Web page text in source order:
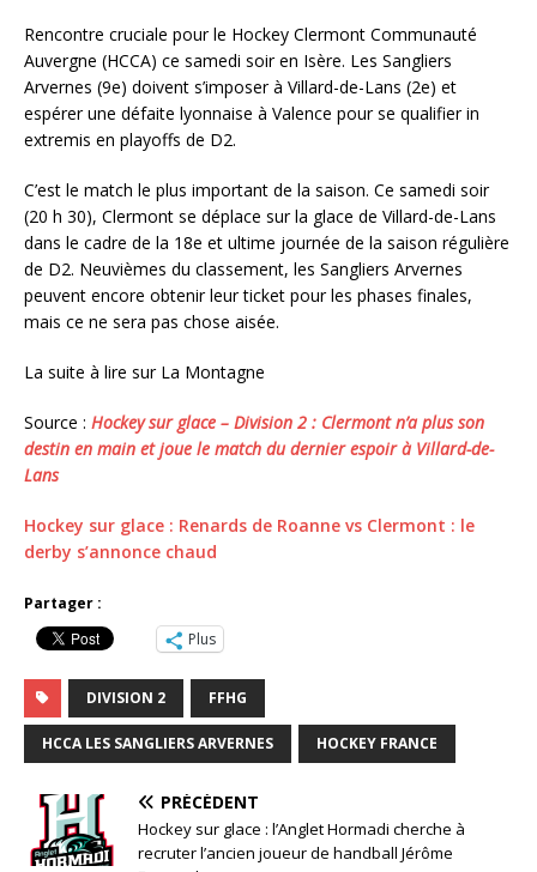
Rencontre cruciale pour le Hockey Clermont Communauté
Auvergne (HCCA) ce samedi soir en Isère. Les Sangliers
Arvernes (9e) doivent s’imposer à Villard-de-Lans (2e) et
espérer une défaite lyonnaise à Valence pour se qualifier in
extremis en playoffs de D2.
C’est le match le plus important de la saison. Ce samedi soir
(20 h 30), Clermont se déplace sur la glace de Villard-de-Lans
dans le cadre de la 18e et ultime journée de la saison régulière
de D2. Neuvièmes du classement, les Sangliers Arvernes
peuvent encore obtenir leur ticket pour les phases finales,
mais ce ne sera pas chose aisée.
La suite à lire sur La Montagne
Source : Hockey sur glace – Division 2 : Clermont n’a plus son
destin en main et joue le match du dernier espoir à Villard-de-
Lans
Hockey sur glace : Renards de Roanne vs Clermont : le
derby s’annonce chaud
Partager :
Plus
DIVISION 2 FFHG
HCCA LES SANGLIERS ARVERNES HOCKEY FRANCE
PRÉCÉDENT
Hockey sur glace : l’Anglet Hormadi cherche à
recruter l’ancien joueur de handball Jérôme